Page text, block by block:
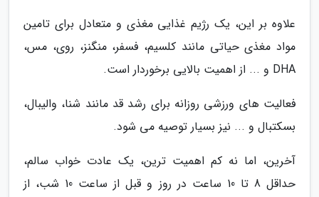
علاوه بر این، یک رژیم غذایی مغذی و متعادل برای تامین
مواد مغذی حیاتی مانند کلسیم، فسفر، منگنز، روی، مس،
DHA و ... از اهمیت بالایی برخوردار است.
فعالیت های ورزشی روزانه برای رشد قد مانند شنا، والیبال،
بسکتبال و ... نیز بسیار توصیه می شود.
آخرین، اما نه کم اهمیت ترین، یک عادت خواب سالم،
حداقل 8 تا 10 ساعت در روز و قبل از ساعت 10 شب، از